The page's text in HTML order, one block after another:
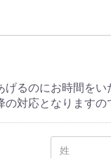
るのにお時間をい
対応となりますの